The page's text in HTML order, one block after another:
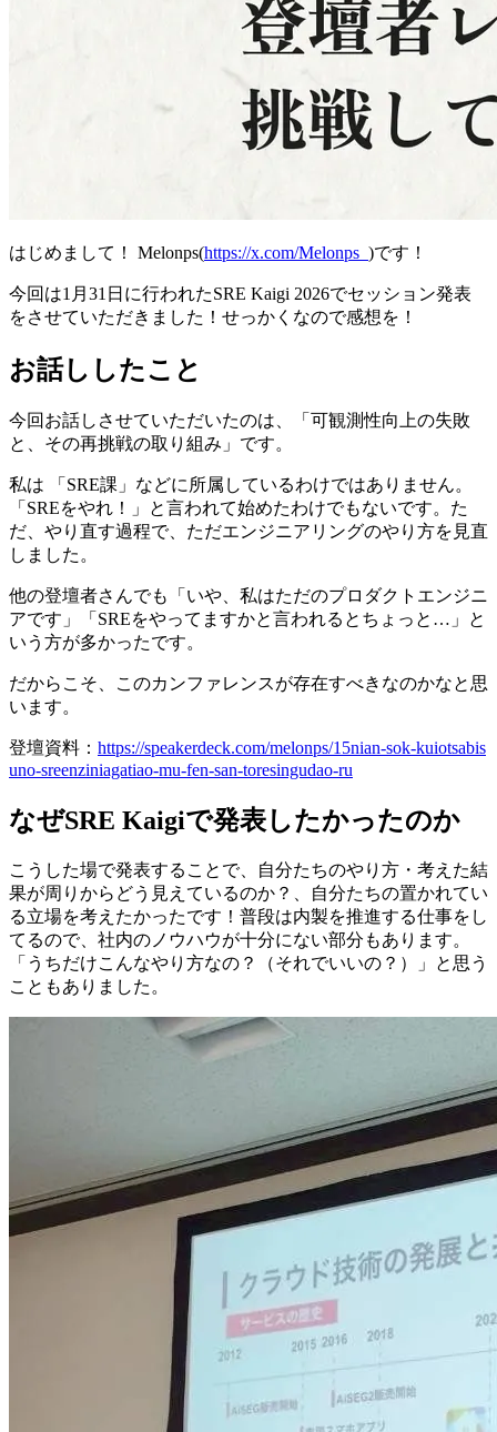
はじめまして！ Melonps(https://x.com/Melonps_ )です！
今回は1月31日に行われたSRE Kaigi 2026でセッション発表
をさせていただきました！せっかくなので感想を！
お話ししたこと
今回お話しさせていただいたのは、「可観測性向上の失敗
と、その再挑戦の取り組み」です。
私は 「SRE課」などに所属しているわけではありません。
「SREをやれ！」と言われて始めたわけでもないです。た
だ、やり直す過程で、ただエンジニアリングのやり方を見直
しました。
他の登壇者さんでも「いや、私はただのプロダクトエンジニ
アです」「SREをやってますかと言われるとちょっと…」と
いう方が多かったです。
だからこそ、このカンファレンスが存在すべきなのかなと思
います。
登壇資料： https://speakerdeck.com/melonps/15nian-sok-kuiotsabis
uno-sreenziniagatiao-mu-fen-san-toresingudao-ru
なぜSRE Kaigiで発表したかったのか
こうした場で発表することで、自分たちのやり方・考えた結
果が周りからどう見えているのか？、自分たちの置かれてい
る立場を考えたかったです！普段は内製を推進する仕事をし
てるので、社内のノウハウが十分にない部分もあります。
「うちだけこんなやり方なの？（それでいいの？）」と思う
こともありました。